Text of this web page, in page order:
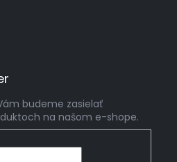
budeme zasielať
na našom e-shope.